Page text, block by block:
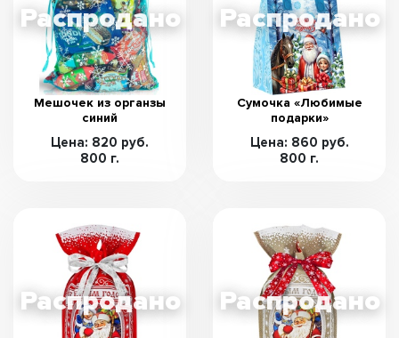
Мешочек из органзы
синий
Цена: 820 руб.
800 г.
Сумочка «Любимые
подарки»
Цена: 860 руб.
800 г.